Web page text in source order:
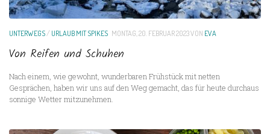
UNTERWEGS/URLAUB MIT SPIKES MONTAG, 20. FEBRUAR 2023VON EVA
Von Reifen und Schuhen
Nach einem, wie gewohnt, wunderbaren Frühstück mit netten
Gesprächen, haben wir uns auf den Weg gemacht, das für heute durchaus
sonnige Wetter mitzunehmen.